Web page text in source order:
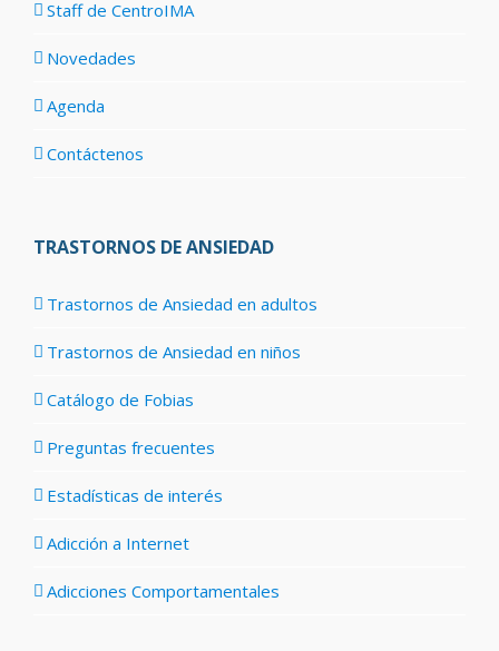
Staff de CentroIMA
Novedades
Agenda
Contáctenos
TRASTORNOS DE ANSIEDAD
Trastornos de Ansiedad en adultos
Trastornos de Ansiedad en niños
Catálogo de Fobias
Preguntas frecuentes
Estadísticas de interés
Adicción a Internet
Adicciones Comportamentales